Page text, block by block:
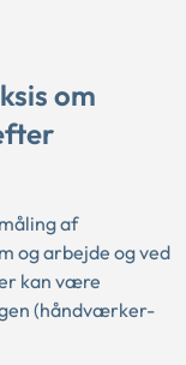
om
af
og arbejde og ved
kan være
(håndværker-